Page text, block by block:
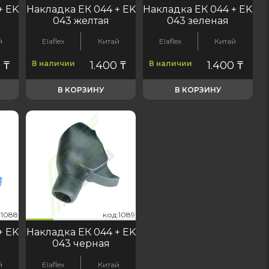
EK
₸
Накладка ЕК 044 + EK
043 желтая
Elaflex Китай
В наличии 1.400₸
В КОРЗИНУ
Накладка ЕК 044 + EK
043 зеленая
Elaflex Китай
В наличии 1.400₸
В КОРЗИНУ
код:1087
код:6526
код:1088
EK
код:1089
Накладка ЕК 044 + EK
043 черная
Elaflex Китай